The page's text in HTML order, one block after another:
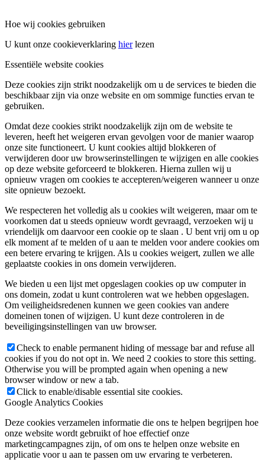
Hoe wij cookies gebruiken
U kunt onze cookieverklaring hierlezen
Essentiële website cookies
Deze cookies zijn strikt noodzakelijk om u de services te bieden die
beschikbaar zijn via onze website en om sommige functies ervan te
gebruiken.
Omdat deze cookies strikt noodzakelijk zijn om de website te
leveren, heeft het weigeren ervan gevolgen voor de manier waarop
onze site functioneert. U kunt cookies altijd blokkeren of
verwijderen door uw browserinstellingen te wijzigen en alle cookies
op deze website geforceerd te blokkeren. Hierna zullen wij u
opnieuw vragen om cookies te accepteren/weigeren wanneer u onze
site opnieuw bezoekt.
We respecteren het volledig als u cookies wilt weigeren, maar om te
voorkomen dat u steeds opnieuw wordt gevraagd, verzoeken wij u
vriendelijk om daarvoor een cookie op te slaan . U bent vrij om u op
elk moment af te melden of u aan te melden voor andere cookies om
een ​​betere ervaring te krijgen. Als u cookies weigert, zullen we alle
geplaatste cookies in ons domein verwijderen.
We bieden u een lijst met opgeslagen cookies op uw computer in
ons domein, zodat u kunt controleren wat we hebben opgeslagen.
Om veiligheidsredenen kunnen we geen cookies van andere
domeinen tonen of wijzigen. U kunt deze controleren in de
beveiligingsinstellingen van uw browser.
Check to enable permanent hiding of message bar and refuse all
cookies if you do not opt in. We need 2 cookies to store this setting.
Otherwise you will be prompted again when opening a new
browser window or new a tab.
Click to enable/disable essential site cookies.
Google Analytics Cookies
Deze cookies verzamelen informatie die ons te helpen begrijpen hoe
onze website wordt gebruikt of hoe effectief onze
marketingcampagnes zijn, of om ons te helpen onze website en
applicatie voor u aan te passen om uw ervaring te verbeteren.